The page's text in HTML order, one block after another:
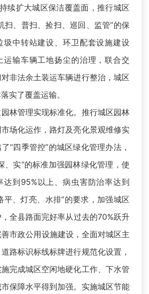
续扩大城区保洁覆盖面，推行城区
扫、普扫、捡扫、巡回、监管”的保
圾中转站建设、环卫配套设施建设
运输车辆工地扬尘的治理，联合交
非法余土装运车辆进行整治，城区
实了覆盖运输。
园林管理实现标准化。推行城区园林
场化运作，路灯及亮化景观维修实
“四季管控”的城区绿化管理办法，
、实”的标准加强园林绿化管理，使
达到95%以上、病虫害防治率达到
平、灯亮、水排”的要求，加强城区
全县路面完好率从过去的70%跃升
市政公用设施建设，全面对城区主
路标识标线标牌进行规范化设置，
完成城区空闲地硬化工作、下水管
保障水平得到加强。实施城区节能